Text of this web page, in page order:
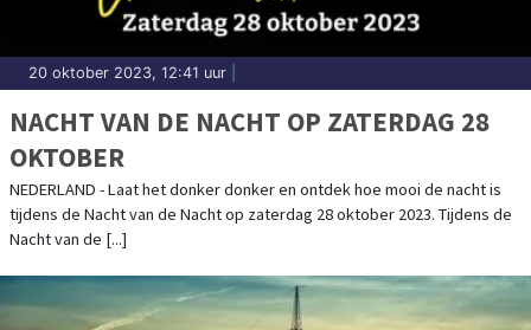
20 oktober 2023, 12:41 uur
NACHT VAN DE NACHT OP ZATERDAG 28
OKTOBER
NEDERLAND - Laat het donker donker en ontdek hoe mooi de nacht is
tijdens de Nacht van de Nacht op zaterdag 28 oktober 2023. Tijdens de
Nacht van de [...]